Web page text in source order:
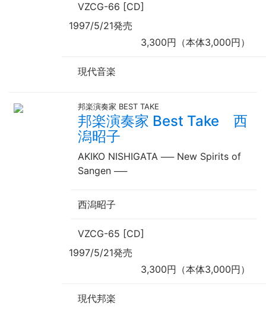
VZCG-66 [CD]
1997/5/21発売
3,300円（本体3,000円）
現代音楽
邦楽演奏家 BEST TAKE
邦楽演奏家 Best Take 西
潟昭子
AKIKO NISHIGATA ──New Spirits of
Sangen ──
西潟昭子
VZCG-65 [CD]
1997/5/21発売
3,300円（本体3,000円）
現代邦楽